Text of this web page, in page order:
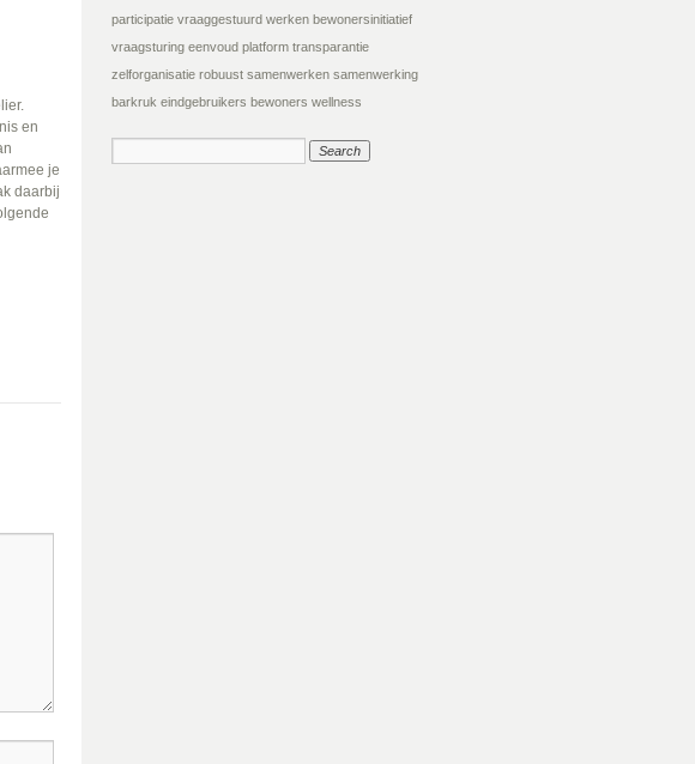
en
je
daarbij
participatie vraaggestuurd werken bewonersinitiatief
vraagsturing eenvoud platform transparantie
zelforganisatie robuust samenwerken samenwerking
barkruk eindgebruikers bewoners wellness